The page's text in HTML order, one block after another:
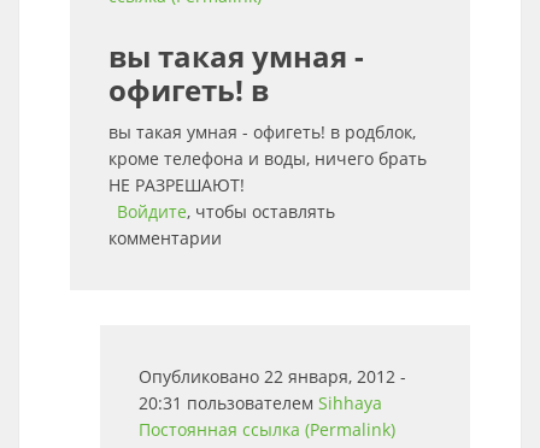
вы такая умная -
офигеть! в
вы такая умная - офигеть! в родблок,
кроме телефона и воды, ничего брать
НЕ РАЗРЕШАЮТ!
Войдите, чтобы оставлять
комментарии
Опубликовано 22 января, 2012 -
20:31 пользователем Sihhaya
Постоянная ссылка (Permalink)